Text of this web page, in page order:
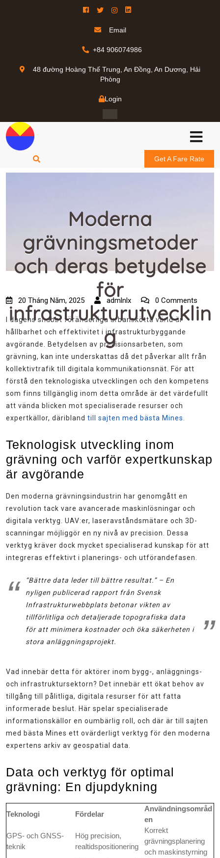
Email
+84 906074986
48 đường Hoàng Thế Trung, An Đồng, An Dương, Hải
Phòng
Login
Get A Fare Rate
Moderna
grävningsmetoder
och deras betydelse
för
infrastrukturutvecklin
g
20 Tháng Năm, 2025 admlnlx 0 Comments
I dagens snabbt föränderliga urbanskötta värld är
hållbarhet och effektivitet i infrastrukturbyggande
avgörande. Betydelsen av precisionsarbeten, som
grävning, kan inte underskattas då det påverkar allt från
kollektivtrafik till digitala kommunikationsnät. För att
förstå den teknologiska utvecklingen och den kompetens
som finns tillgänglig inom detta område är det värdefullt
att vända blicken mot specialiserade resurser och
expertkällor, däribland till sajten med bästa Mines
Teknologisk utveckling inom
grävning och varför expertkunskap
är avgörande
Den moderna grävningsindustrin har genomgått en
revolution tack vare avancerade maskinlösningar och
digitala verktyg. UAV:er, laseravståndsmätare och 3D-
scanningar möjliggör en ny nivå av precision. Dessa
verktyg kräver dock mycket specialiserad kunskap för att
integreras effektivt i planerings- och utförandefasen.
“Bättre data leder till bättre resultat.” – En
nyligen publicerad rapport från Svensk
Infrastrukturwebbplats betonar vikten av
tillförlitliga och detaljerade topografiska data
för att minimera kostnader och öka säkerheten i
stora anläggningsprojekt.
Vad innebär detta för aktörer inom bygg-, anläggnings-
och infrastruktursektorn? Det innebär ett ökat behov av
tillgång till pålitliga, digitala resurser för att fatta
informerade beslut. Här spelar specialiserade
informationskällor en oumbärlig roll, och där är till sajten
med bästa Mines ett ovärderligt verktyg för den moderna
expertens arkiv av geospatial data.
Data och verktyg för optimal
grävning: En djupdykning
Teknologi Fördelar
Användningsområd
en
GPS- och GNSS-
teknik
Hög precision,
realtidspositionering
Korrekt
grävningsplanering
och maskinstyrning